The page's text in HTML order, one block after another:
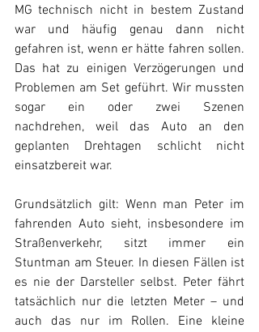
MG technisch nicht in bestem Zustand
war und häufig genau dann nicht
gefahren ist, wenn er hätte fahren sollen.
Das hat zu einigen Verzögerungen und
Problemen am Set geführt. Wir mussten
sogar ein oder zwei Szenen
nachdrehen, weil das Auto an den
geplanten Drehtagen schlicht nicht
einsatzbereit war.
Grundsätzlich gilt: Wenn man Peter im
fahrenden Auto sieht, insbesondere im
Straßenverkehr, sitzt immer ein
Stuntman am Steuer. In diesen Fällen ist
es nie der Darsteller selbst. Peter fährt
tatsächlich nur die letzten Meter – und
auch das nur im Rollen. Eine kleine